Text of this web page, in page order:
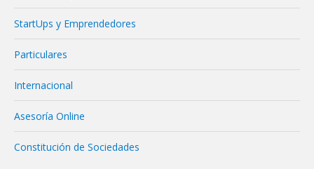
StartUps y Emprendedores
Particulares
Internacional
Asesoría Online
Constitución de Sociedades